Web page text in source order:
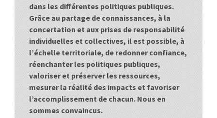
EMPLOI
dans les différentes politiques publiques.
Grâce au partage de connaissances, à la
concertation et aux prises de responsabilité
individuelles et collectives, il est possible, à
l’échelle territoriale, de redonner confiance,
réenchanter les politiques publiques,
valoriser et préserver les ressources,
mesurer la réalité des impacts et favoriser
l’accomplissement de chacun. Nous en
sommes convaincus.